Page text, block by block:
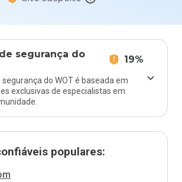
segurança do
19%
do WOT é baseada em
exclusivas de especialistas em
populares: